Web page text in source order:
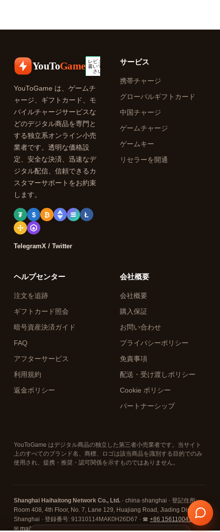
YouToGame
YouToGame は、ゲームチ
ャージ、ギフトカード、モ
バイルチャージサービスな
どのデジタル商品を専門と
する独立系オンライン小売
業者です。透明な価格設
定、安全な決済、迅速なデ
ジタル配信、信頼できるカ
スタマーサポートをお約束
します。
₮ $ ₿ Ł
TelegramX / Twitter
サービス
携帯チャージ
グローバルギフトカード
中国チャージ
ゲームチャージ
ゲームキー
リセラーを開通
ヘルプセンター
注文を追跡
ギフトカード照会
暗号資産決済ガイド
FAQ
アフターサービス
利用規約
返金ポリシー
会社概要
会社概要
購入保証
お問い合わせ
プライバシーポリシー
免責事項
配送・受け渡しポリシー
Cookie ポリシー
パートナーシップ
YouToGame はデジタル商品の独立した第三者小売業者です。当サイト
上のすべてのブランド名、商標、ロゴは該当商品を識別する目的でのみ
使用され、提携・推奨・認可関係を示すものではありません。
Shanghai Haihaitong Network Co., Ltd. · china·shanghai · 登記住所:
Room 408, 4th Floor, No. 7, Lane 129, Huajiang Road, Jiading District,
Shanghai · 登録番号: 91310114MAK0H26D67 · ☎ +86 15611004108·
✉ mail@youtogame.com